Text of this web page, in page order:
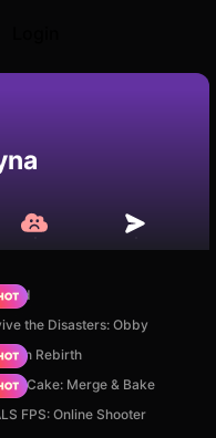
the Disasters: Obby
Rebirth
of Cake: Merge & Bake
FPS: Online Shooter